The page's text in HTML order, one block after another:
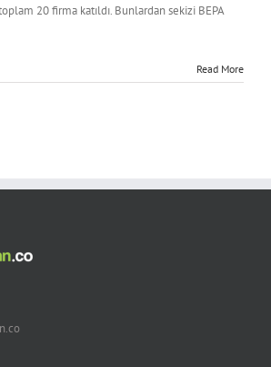
20 firma katıldı. Bunlardan sekizi BEPA
Read More